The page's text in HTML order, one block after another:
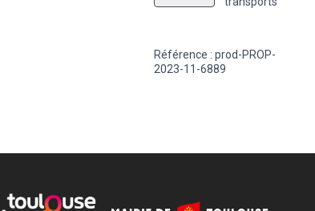
Référence : prod-PROP-
2023-11-6889